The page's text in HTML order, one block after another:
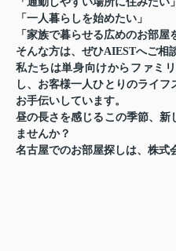
「一人暮らしを始めたい」
「家族で暮らせる広めのお部屋
そんな方は、ぜひAIESTへご相
私たちは単身向けからファミ
し、お客様一人ひとりのライ
お手伝いしています。
昼の長さを感じるこの季節、新
ませんか？
名古屋でのお部屋探しは、株式